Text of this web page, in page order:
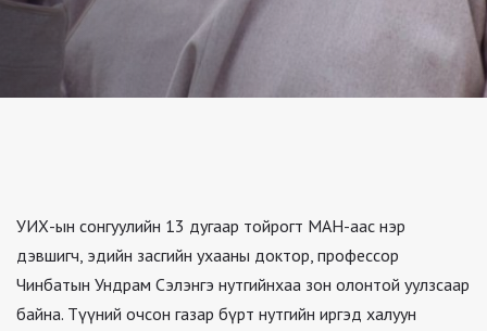
УИХ-ын сонгуулийн 13 дугаар тойрогт МАН-аас нэр
дэвшигч, эдийн засгийн ухааны доктор, профессор
Чинбатын Ундрам Сэлэнгэ нутгийнхаа зон олонтой уулзсаар
байна. Түүний очсон газар бүрт нутгийн иргэд халуун